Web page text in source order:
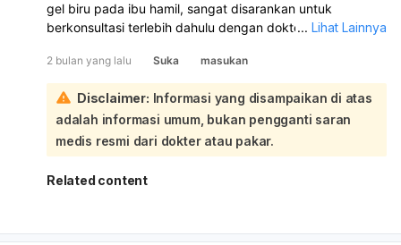
gel biru pada ibu hamil, sangat disarankan untuk
berkonsultasi terlebih dahulu dengan dokter spesialis
spesialis kulit (Dermatologist):
Setiap kehamilan memiliki kondisi yang unik, dan reaksi
kulit terhadap produk tertentu bisa berbeda-beda.
Meskipun ceramide umumnya dianggap aman, penting
untuk memastikan tidak ada bahan lain dalam formulasi
produk tersebut yang berpotensi tidak aman selama
kehamilan. Dokter Anda dapat meninjau daftar bahan
kesehatan Anda dan kehamilan Anda. Ini adalah langkah
... Lihat Lainnya
2 bulan yang lalu Suka masukan
Disclaimer: Informasi yang disampaikan di atas
adalah informasi umum, bukan pengganti saran
medis resmi dari dokter atau pakar.
Related content